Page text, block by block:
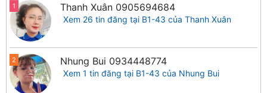
1 Thanh Xuân 0905694684
Xem 26 tin đăng tại B1-43 của Thanh Xuân
2 Nhung Bui 0934448774
Xem 1 tin đăng tại B1-43 của Nhung Bui